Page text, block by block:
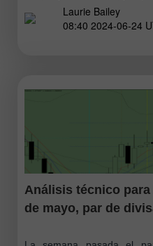
Laurie Bailey
08:40 2024-06-24
Análisis técnico para
de mayo, par de